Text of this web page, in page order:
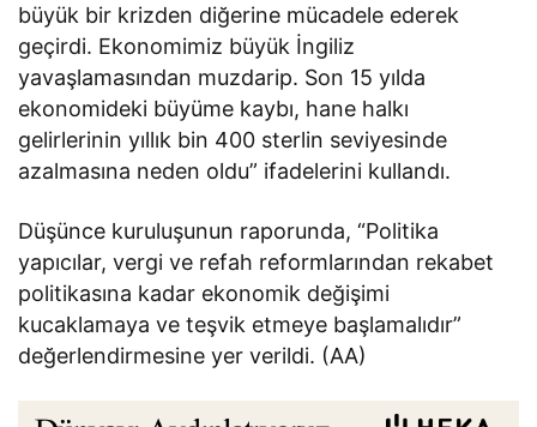
büyük bir krizden diğerine mücadele ederek
geçirdi. Ekonomimiz büyük İngiliz
yavaşlamasından muzdarip. Son 15 yılda
ekonomideki büyüme kaybı, hane halkı
gelirlerinin yıllık bin 400 sterlin seviyesinde
azalmasına neden oldu” ifadelerini kullandı.
Düşünce kuruluşunun raporunda, “Politika
yapıcılar, vergi ve refah reformlarından rekabet
politikasına kadar ekonomik değişimi
kucaklamaya ve teşvik etmeye başlamalıdır”
değerlendirmesine yer verildi. (AA)